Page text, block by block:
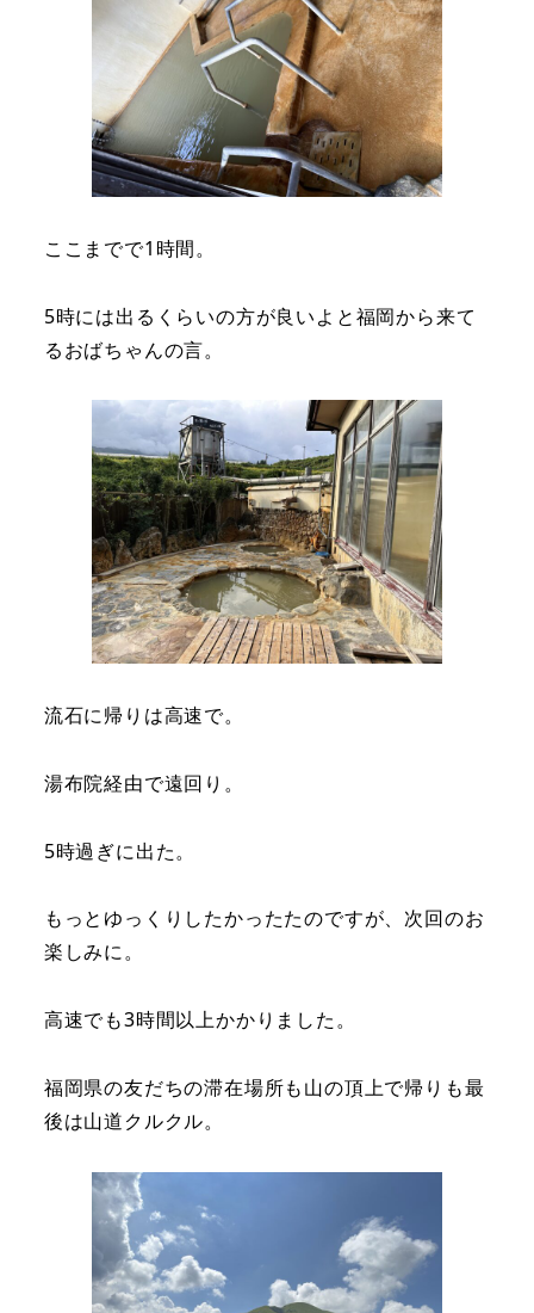
ここまでで1時間。
5時には出るくらいの方が良いよと福岡から来て
るおばちゃんの言。
流石に帰りは高速で。
湯布院経由で遠回り。
5時過ぎに出た。
もっとゆっくりしたかったたのですが、次回のお
楽しみに。
高速でも3時間以上かかりました。
福岡県の友だちの滞在場所も山の頂上で帰りも最
後は山道クルクル。